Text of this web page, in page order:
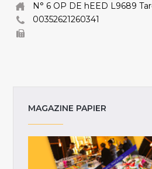
N° 6 OP DE hEED L9689
00352621260341
MAGAZINE PAPIER